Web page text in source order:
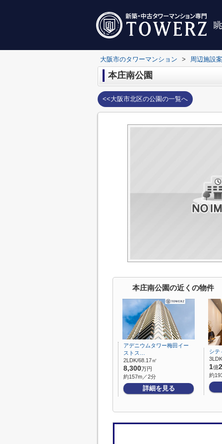
大阪市のタワーマンション > 周辺施設
本庄南公園
<<大阪市北区の公園の一覧へ
本庄南公園の近くの物件
アデニウムタワー梅田イー
ストス…
2LDK/68.17㎡
8,300万円
約157m／2分
詳細を見る
シテ
1億
約